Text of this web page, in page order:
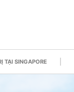
TẠI SINGAPORE